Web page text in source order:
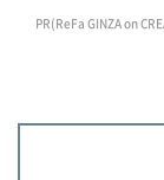
PR(ReFa GINZA on